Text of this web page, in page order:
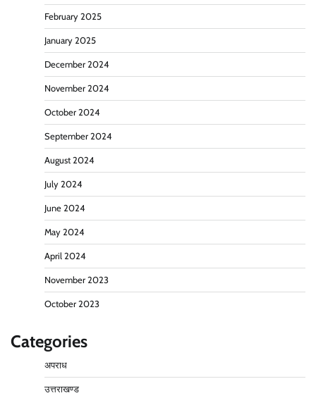
February 2025
January 2025
December 2024
November 2024
October 2024
September 2024
August 2024
July 2024
June 2024
May 2024
April 2024
November 2023
October 2023
Categories
अपराध
उत्तराखण्ड